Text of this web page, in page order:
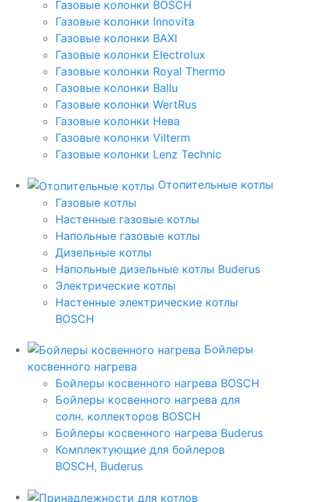
Газовые колонки BOSCH
Газовые колонки Innovita
Газовые колонки BAXI
Газовые колонки Electrolux
Газовые колонки Royal Thermo
Газовые колонки Ballu
Газовые колонки WertRus
Газовые колонки Нева
Газовые колонки Vilterm
Газовые колонки Lenz Technic
Отопительные котлы
Газовые котлы
Настенные газовые котлы
Напольные газовые котлы
Дизельные котлы
Напольные дизельные котлы Buderus
Электрические котлы
Настенные электрические котлы
BOSCH
Бойлеры
косвенного нагрева
Бойлеры косвенного нагрева BOSCH
Бойлеры косвенного нагрева для
солн. коллекторов BOSCH
Бойлеры косвенного нагрева Buderus
Комплектующие для бойлеров
BOSCH, Buderus